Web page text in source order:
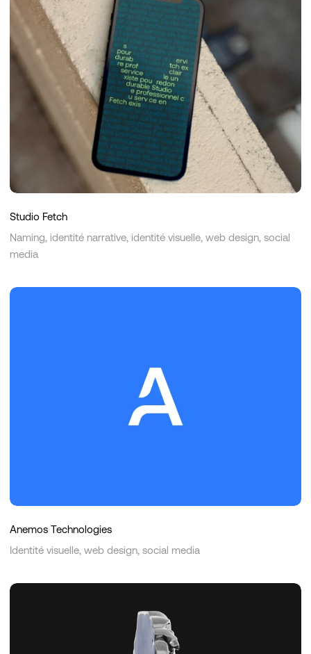
Studio Fetch
Naming, identité narrative, identité visuelle, web design, social
media
Anemos
Anemos Technologies
Identité visuelle, web design, social media
Le